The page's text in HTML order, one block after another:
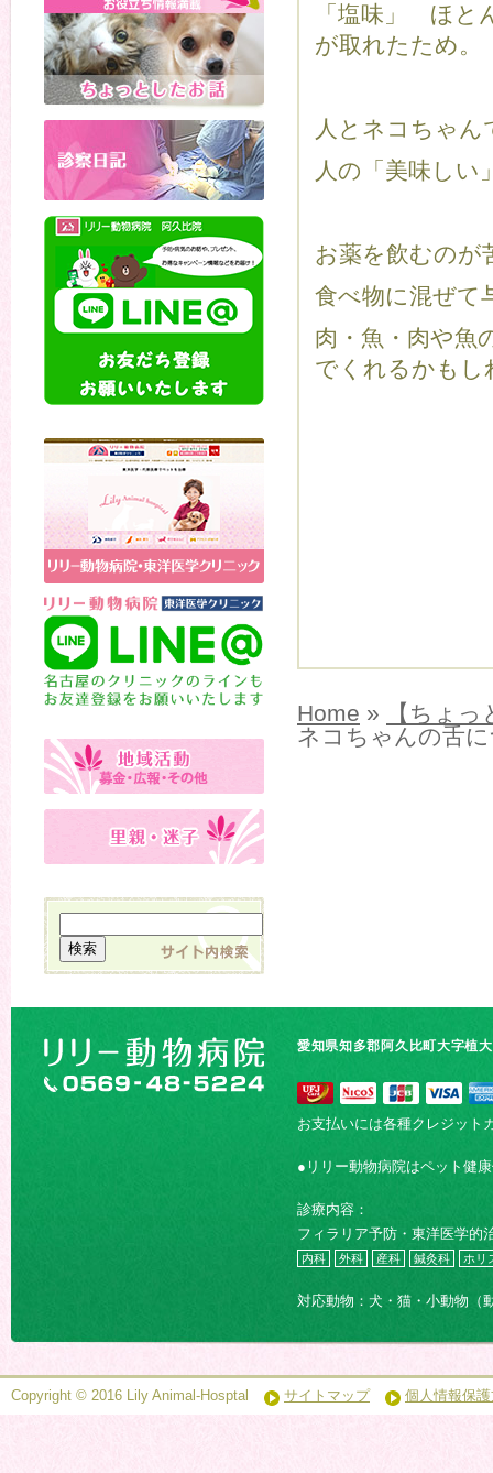
「塩味」 ほと
が取れたため。
人とネコちゃん
人の「美味しい
お薬を飲むのが
食べ物に混ぜて
肉・魚・肉や魚
でくれるかもし
Home »
【ちょ
ネコちゃんの舌
愛知県知多郡阿久比町大字植
お支払いには各種クレジット
●リリー動物病院はペット健
診療内容：
フィラリア予防・東洋医学的
内科 外科 産科 鍼灸科 ホリ
対応動物：犬・猫・小動物（
Copyright © 2016 Lily Animal-Hosptal サイトマップ 個人情報保